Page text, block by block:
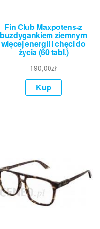
Fin Club Maxpotens-z
buzdygankiem ziemnym
więcej energii i chęci do
życia (60 tabl.)
190,00zł
Kup